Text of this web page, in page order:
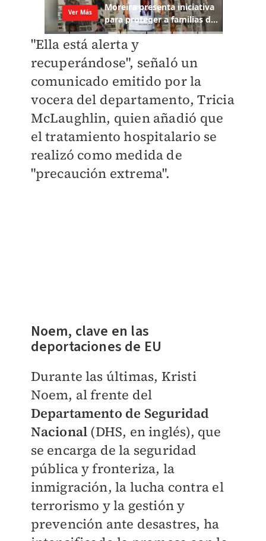
"Ella está alerta y
recuperándose", señaló un
comunicado emitido por la
vocera del departamento, Tricia
McLaughlin, quien añadió que
el tratamiento hospitalario se
realizó como medida de
"precaución extrema".
Noem, clave en las
deportaciones de EU
Durante las últimas, Kristi
Noem, al frente del
Departamento de Seguridad
Nacional (DHS, en inglés), que
se encarga de la seguridad
pública y fronteriza, la
inmigración, la lucha contra el
terrorismo y la gestión y
prevención ante desastres, ha